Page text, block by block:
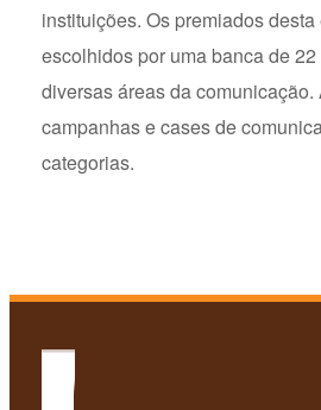
instituições. Os premiados
escolhidos por uma banca de
diversas áreas da comunicação.
campanhas e cases de
categorias.